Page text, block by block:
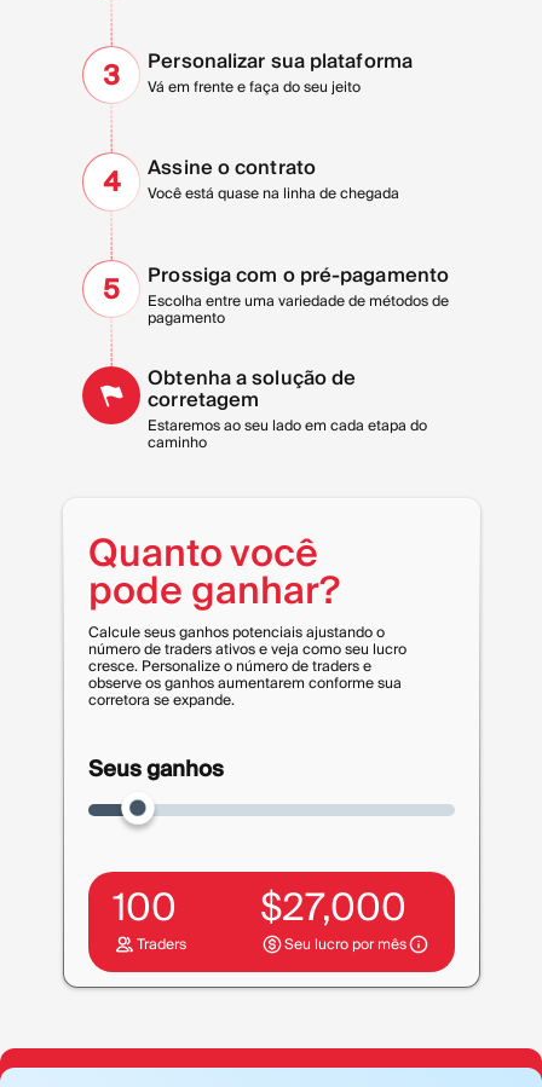
3
4
5
Personalizar sua plataforma
Vá em frente e faça do seu jeito
Assine o contrato
Você está quase na linha de chegada
Prossiga com o pré-pagamento
Escolha entre uma variedade de métodos de
pagamento
Obtenha a solução de
corretagem
Estaremos ao seu lado em cada etapa do
caminho
Quanto você
pode ganhar?
Calcule seus ganhos potenciais ajustando o
número de traders ativos e veja como seu lucro
cresce. Personalize o número de traders e
observe os ganhos aumentarem conforme sua
corretora se expande.
Seus ganhos
100
Traders
$27,000
Seu lucro por mês